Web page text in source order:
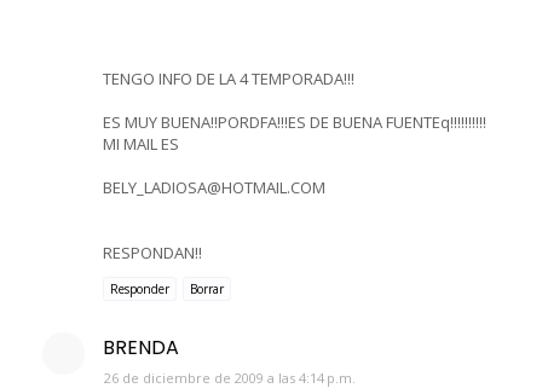
TENGO INFO DE LA 4 TEMPORADA!!!
ES MUY BUENA!!PORDFA!!!ES DE BUENA FUENTEq!!!!!!!!!!
MI MAIL ES
BELY_LADIOSA@HOTMAIL.COM
RESPONDAN!!
Responder Borrar
BRENDA
26 de diciembre de 2009 a las 4:14 p.m.